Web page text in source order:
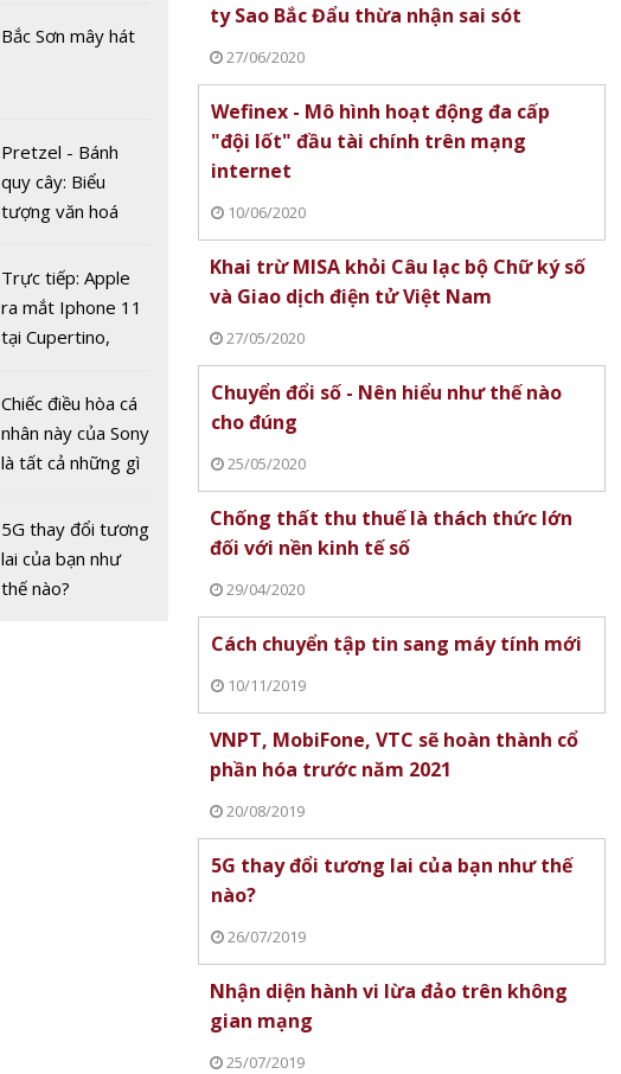
Việt Nam sẽ nằm
trong nhóm 70
xây dựng Chính
phủ điện tử
2 giây
Bắc Sơn mây hát
Pretzel - Bánh
quy cây: Biểu
tượng văn hoá
tranh cãi về nguồn
gốc
Trực tiếp: Apple
ra mắt Iphone 11
tại Cupertino,
Chiếc điều hòa cá
nhân này của Sony
là tất cả những gì
sót qua mùa hè
nóng nực
5G thay đổi tương
lai của bạn như
thế nào?
ty Sao Bắc Đẩu thừa nhận sai sót
27/06/2020
Wefinex - Mô hình hoạt động đa cấp
"đội lốt" đầu tài chính trên mạng
internet
10/06/2020
Khai trừ MISA khỏi Câu lạc bộ Chữ ký số
và Giao dịch điện tử Việt Nam
27/05/2020
Chuyển đổi số - Nên hiểu như thế nào
cho đúng
25/05/2020
Chống thất thu thuế là thách thức lớn
đối với nền kinh tế số
29/04/2020
Cách chuyển tập tin sang máy tính mới
10/11/2019
VNPT, MobiFone, VTC sẽ hoàn thành cổ
phần hóa trước năm 2021
20/08/2019
5G thay đổi tương lai của bạn như thế
nào?
26/07/2019
Nhận diện hành vi lừa đảo trên không
gian mạng
25/07/2019